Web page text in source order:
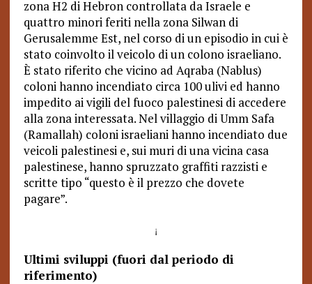
zona H2 di Hebron controllata da Israele e
quattro minori feriti nella zona Silwan di
Gerusalemme Est, nel corso di un episodio in cui è
stato coinvolto il veicolo di un colono israeliano.
È stato riferito che vicino ad Aqraba (Nablus)
coloni hanno incendiato circa 100 ulivi ed hanno
impedito ai vigili del fuoco palestinesi di accedere
alla zona interessata. Nel villaggio di Umm Safa
(Ramallah) coloni israeliani hanno incendiato due
veicoli palestinesi e, sui muri di una vicina casa
palestinese, hanno spruzzato graffiti razzisti e
scritte tipo “questo è il prezzo che dovete
pagare”.
¡
Ultimi sviluppi (fuori dal periodo di
riferimento)